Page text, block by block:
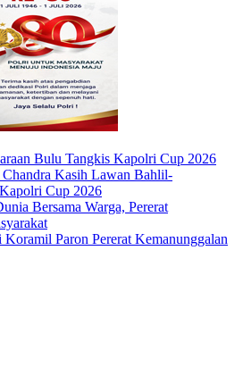
Bulu Tangkis Kapolri Cup 2026
Kasih Lawan Bahlil-
Cup 2026
Bersama Warga, Pererat
Paron Pererat Kemanunggalan